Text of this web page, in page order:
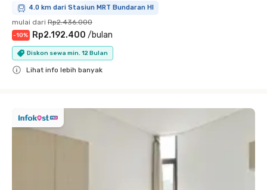
4.0 km dari Stasiun MRT Bundaran HI
mulai dari Rp2.436.000
-10% Rp2.192.400 /bulan
Diskon sewa min. 12 Bulan
Lihat info lebih banyak